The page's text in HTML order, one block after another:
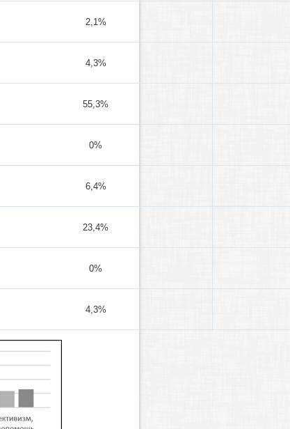
2,1%
4,3%
55,3%
0%
6,4%
23,4%
0%
4,3%